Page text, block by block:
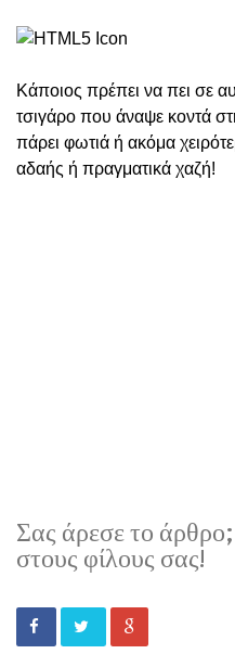
Κάποιος πρέπει να πει σε
τσιγάρο που άναψε κοντά
πάρει φωτιά ή ακόμα
αδαής ή πραγματικά χαζή!
Σας άρεσε το
στους φίλους σας!